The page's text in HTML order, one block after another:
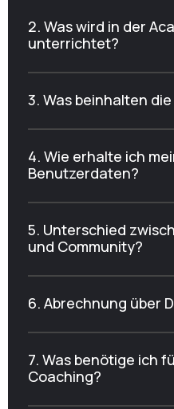
2. Was wird in der
unterrichtet?
3. Was beinhalten
4. Wie erhalte ich
Benutzerdaten?
5. Unterschied
und Community?
6. Abrechnung über
7. Was benötige ich
Coaching?